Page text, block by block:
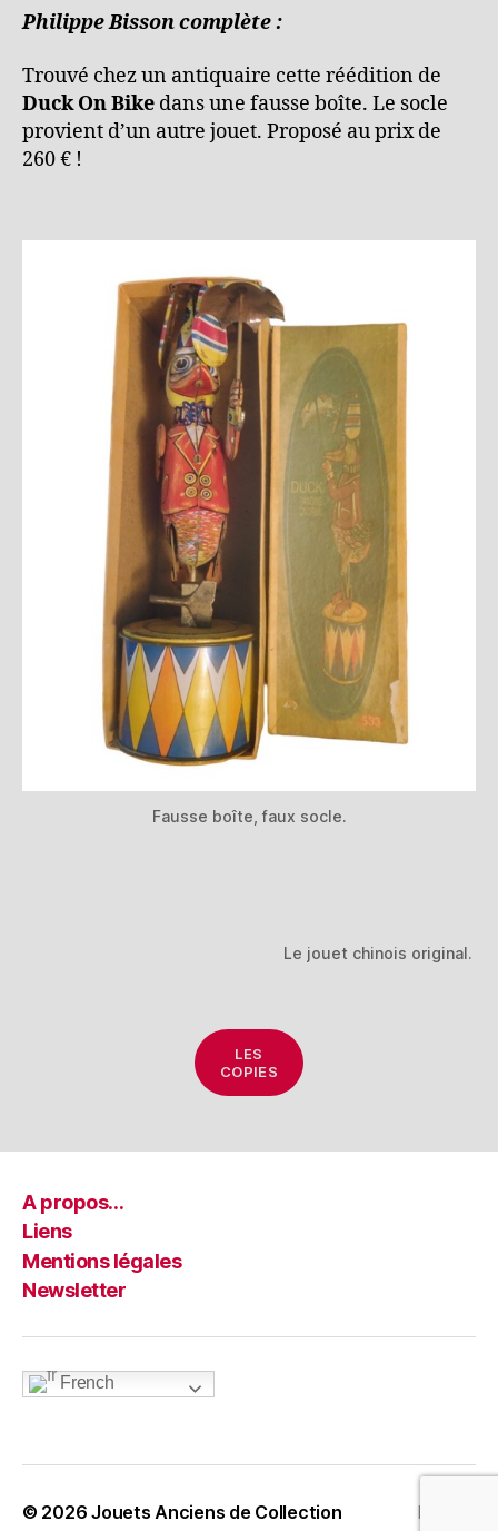
Philippe Bisson complète :
Trouvé chez un antiquaire cette réédition de
Duck On Bike dans une fausse boîte. Le socle
provient d’un autre jouet. Proposé au prix de
260 € !
Fausse boîte, faux socle.
Le jouet chinois original.
LES
COPIES
A propos…
Liens
Mentions légales
Newsletter
French
© 2026Jouets Anciens de Collection Haut